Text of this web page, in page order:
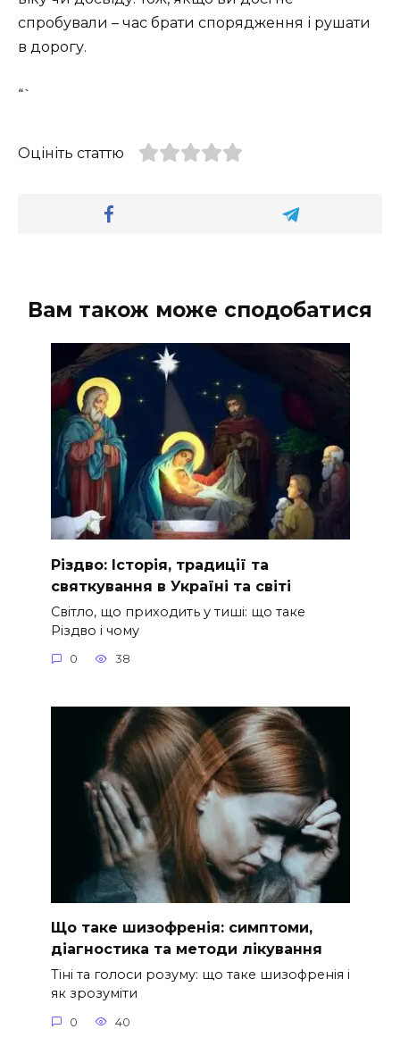
спробували – час брати спорядження і рушати
в дорогу.
“`
Оцініть статтю
Вам також може сподобатися
Різдво: Історія, традиції та
святкування в Україні та світі
Світло, що приходить у тиші: що таке
Різдво і чому
0 38
Що таке шизофренія: симптоми,
діагностика та методи лікування
Тіні та голоси розуму: що таке шизофренія і
як зрозуміти
0 40